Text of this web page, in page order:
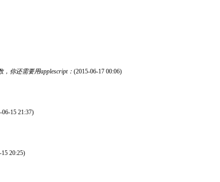
，你还需要用applescript： (2015-06-17 00:06)
06-15 21:37)
20:25)